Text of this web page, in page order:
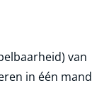
van
in één mand